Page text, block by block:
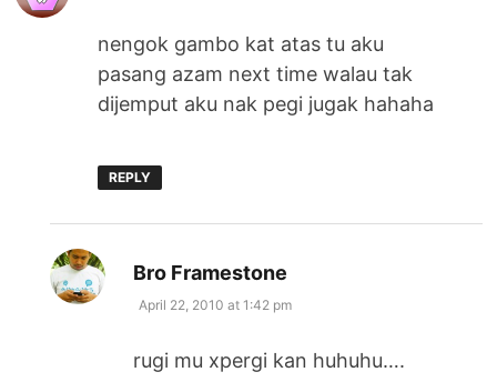
nengok gambo kat atas tu aku
pasang azam next time walau tak
dijemput aku nak pegi jugak hahaha
REPLY
Bro Framestone
April 22, 2010 at 1:42 pm
rugi mu xpergi kan huhuhu….